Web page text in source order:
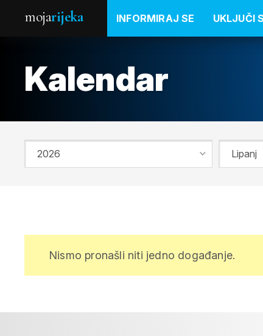
mojarijeka INFORMIRAJ SE UKLJUČI
Kalendar
Nismo pronašli niti jedno događanje.